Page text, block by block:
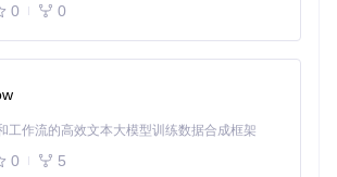
统如同只有一把锁的仓库，单一密码就是唯
着安全需求提升，系统引入了双重认证（2F
第二道门锁。现代系统更进一步，采用OI
份验证（OIDC），不同区域有不同门禁权
示例
0 0
工作流的高效文本大模型训练数据合成框架
0 5